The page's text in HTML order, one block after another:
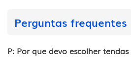
Perguntas frequentes
P: Por que devo escolher